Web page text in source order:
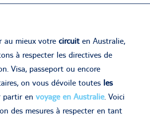
au mieux votre circuit en Australie,
à respecter les directives de
Visa, passeport ou encore
on vous dévoile toutes les
en voyage en Australie. Voici
des mesures à respecter en tant